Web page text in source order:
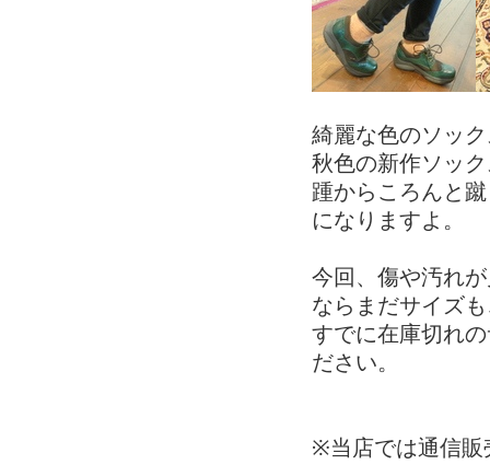
綺麗な色のソッ
秋色の新作ソッ
踵からころんと
になりますよ。
今回、傷や汚れ
ならまだサイズ
すでに在庫切れ
ださい。
※当店では通信販